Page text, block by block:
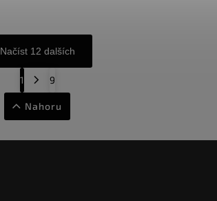
Načíst 12 dalších
1 9
Nahoru